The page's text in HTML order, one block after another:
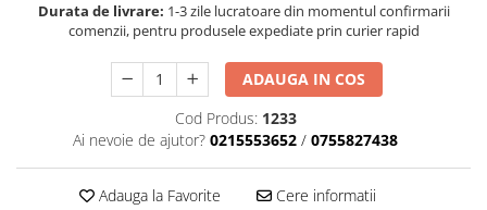
■ Filtre hidraulice
■ Filtre uscator
■ Filtre aditivi
■ Filtre epurator
■ Filtre agent racire
► Piese auto
Durata de livrare: 1-3 zile lucratoare din momentul confirmarii
comenzii, pentru produsele expediate prin curier rapid
ADAUGA IN COS
Cod Produs: 1233
Ai nevoie de ajutor? 0215553652 / 0755827438
Adauga la Favorite Cere informatii